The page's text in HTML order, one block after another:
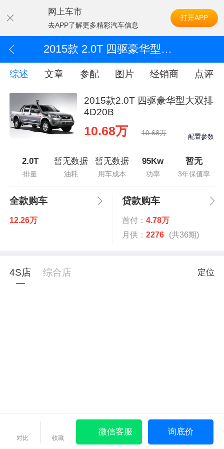
网上车市
去APP了解更多精彩汽车信息
打开APP
2015款 2.0T 四驱豪华型大双排4D20B
综述 文章 参配 图片 经销商 点评
2015款2.0T 四驱豪华型大双排
4D20B
10.68万 10.68万 配置参数
2.0T
排量
暂无数据
油耗
暂无数据
用车成本
95Kw
功率
暂无
3年保值率
全款购车
12.26万
贷款购车
首付： 4.78万
月供： 2276 (共36期)
4S店 综合店 定位
对比 收藏
微信客服 询底价